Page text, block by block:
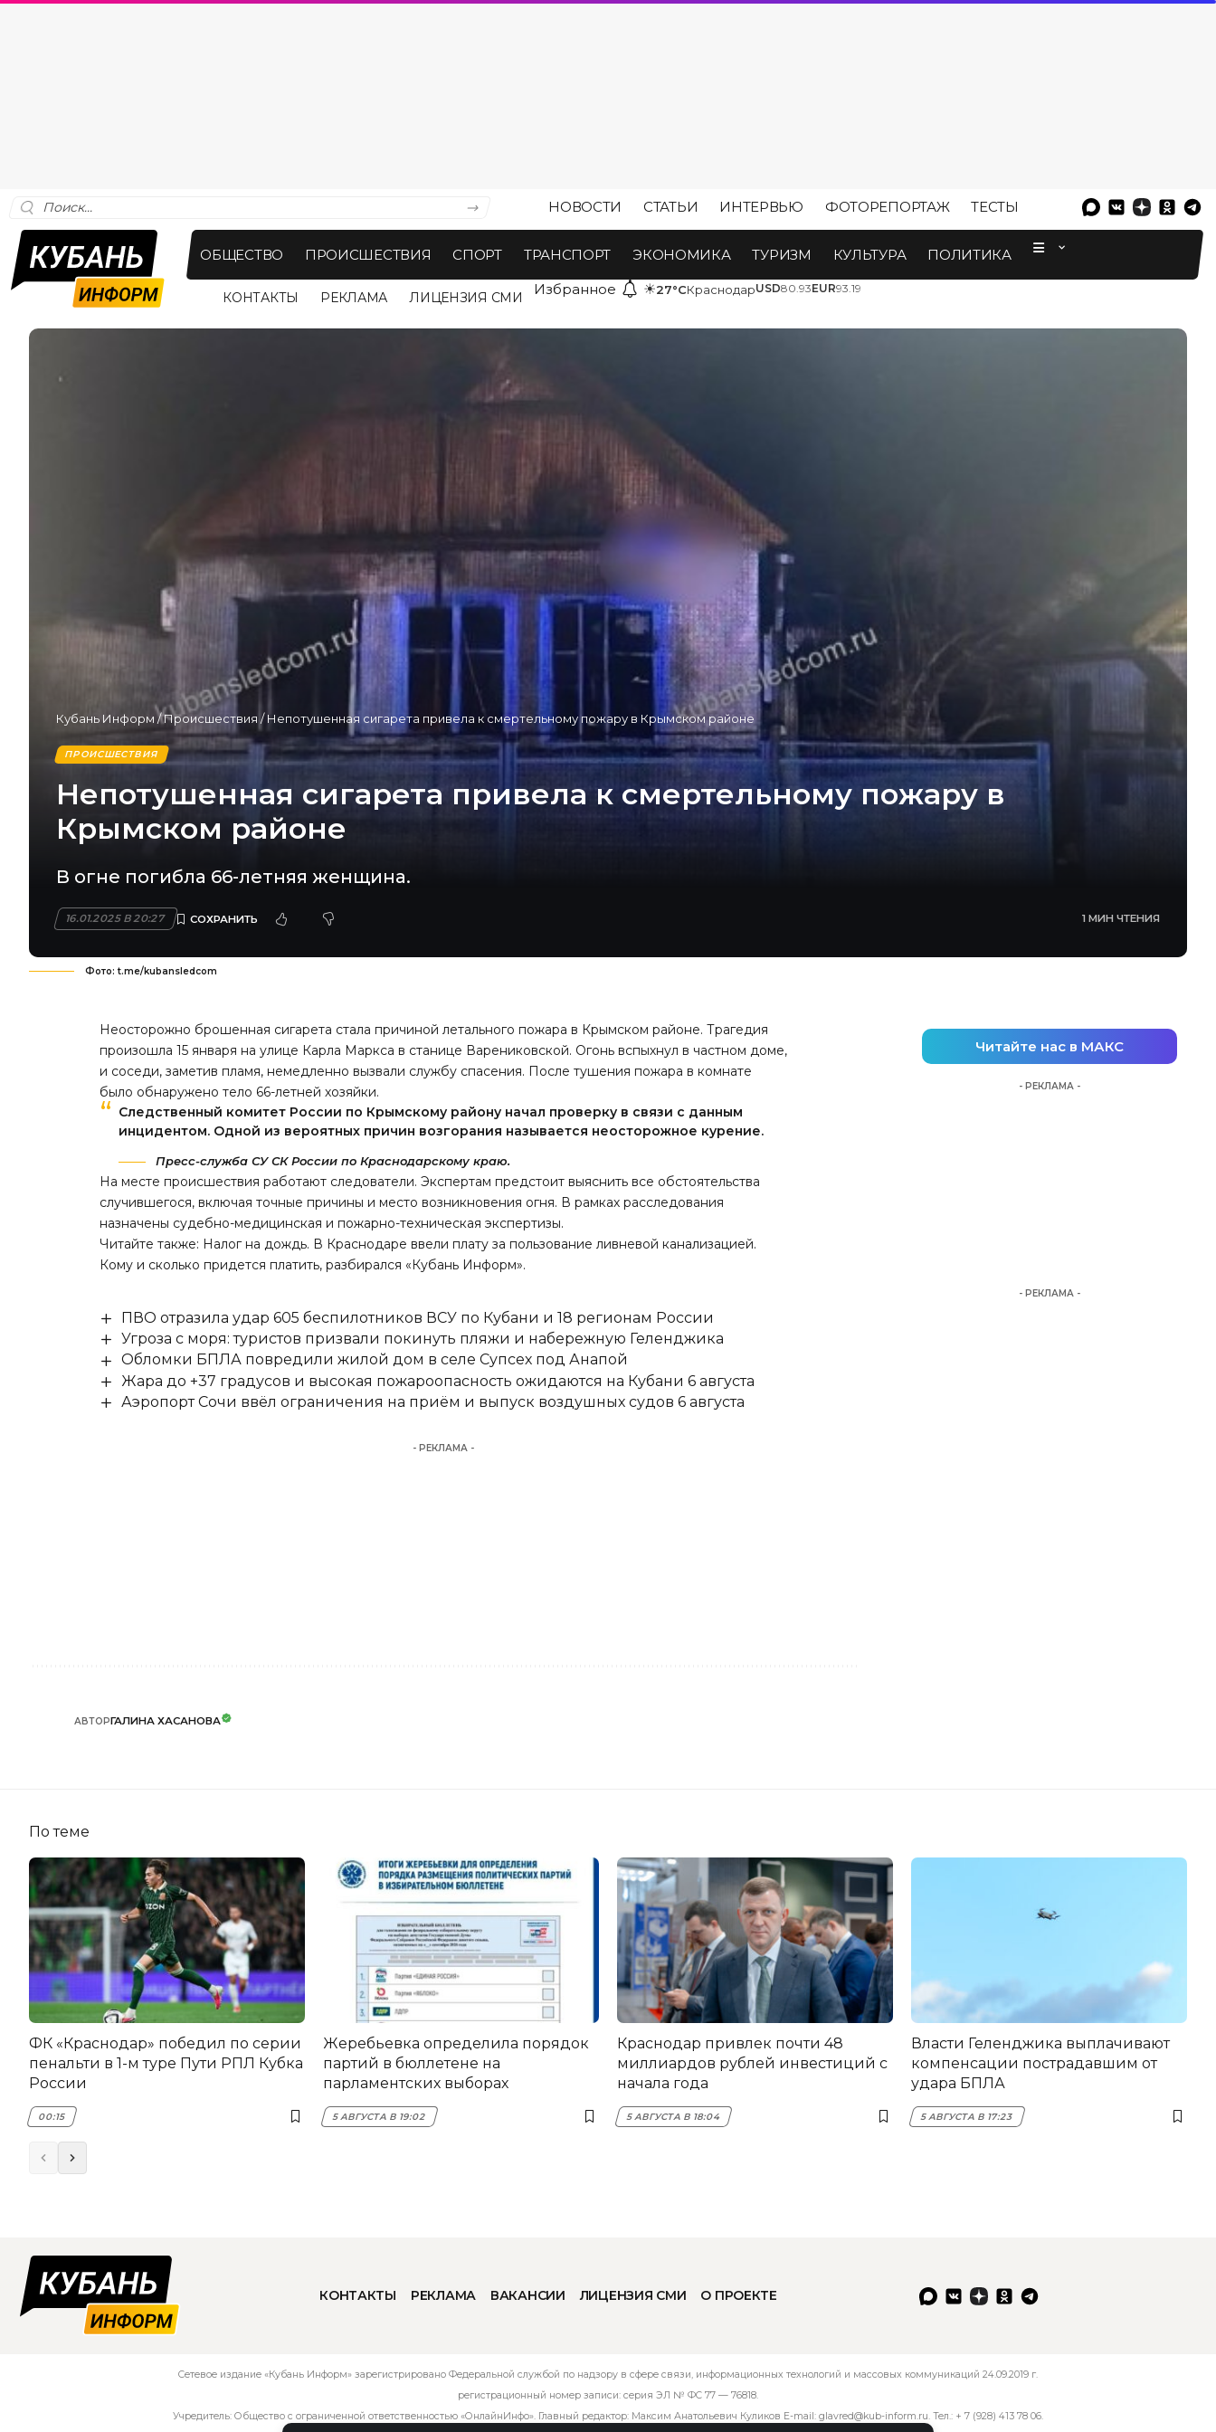
НОВОСТИ СТАТЬИ ИНТЕРВЬЮ ФОТОРЕПОРТАЖ ТЕСТЫ
ОБЩЕСТВО ПРОИСШЕСТВИЯ СПОРТ ТРАНСПОРТ ЭКОНОМИКА ТУРИЗМ КУЛЬТУРА ПОЛИТИКА
КОНТАКТЫ РЕКЛАМА ЛИЦЕНЗИЯ СМИ Избранное ☀27°CКраснодарUSD80.93EUR93.19
Кубань Информ/Происшествия /Непотушенная сигарета привела к смертельному пожару в Крымском районе
ПРОИСШЕСТВИЯ
Непотушенная сигарета привела к смертельному пожару в
Крымском районе
В огне погибла 66-летняя женщина.
16.01.2025 В 20:27 1 МИН ЧТЕНИЯ
Фото: t.me/kubansledcom
Неосторожно брошенная сигарета стала причиной летального пожара в Крымском районе. Трагедия
произошла 15 января на улице Карла Маркса в станице Варениковской. Огонь вспыхнул в частном доме,
и соседи, заметив пламя, немедленно вызвали службу спасения. После тушения пожара в комнате
было обнаружено тело 66-летней хозяйки.
Следственный комитет России по Крымскому району начал проверку в связи с данным
инцидентом. Одной из вероятных причин возгорания называется неосторожное курение.
Пресс-служба СУ СК России по Краснодарскому краю.
На месте происшествия работают следователи. Экспертам предстоит выяснить все обстоятельства
случившегося, включая точные причины и место возникновения огня. В рамках расследования
назначены судебно-медицинская и пожарно-техническая экспертизы.
Читайте также: Налог на дождь. В Краснодаре ввели плату за пользование ливневой канализацией.
Кому и сколько придется платить, разбирался «Кубань Информ».
ПВО отразила удар 605 беспилотников ВСУ по Кубани и 18 регионам России
Угроза с моря: туристов призвали покинуть пляжи и набережную Геленджика
Обломки БПЛА повредили жилой дом в селе Супсех под Анапой
Жара до +37 градусов и высокая пожароопасность ожидаются на Кубани 6 августа
Аэропорт Сочи ввёл ограничения на приём и выпуск воздушных судов 6 августа
- РЕКЛАМА -
АВТОРГАЛИНА ХАСАНОВА
Читайте нас в МАКС
- РЕКЛАМА -
- РЕКЛАМА -
По теме
ФК «Краснодар» победил по серии
пенальти в 1-м туре Пути РПЛ Кубка
России
00:15
Жеребьевка определила порядок
партий в бюллетене на
парламентских выборах
5 АВГУСТА В 19:02
Краснодар привлек почти 48
миллиардов рублей инвестиций с
начала года
5 АВГУСТА В 18:04
Власти Геленджика выплачивают
компенсации пострадавшим от
удара БПЛА
5 АВГУСТА В 17:23
КОНТАКТЫ РЕКЛАМА ВАКАНСИИ ЛИЦЕНЗИЯ СМИ О ПРОЕКТЕ
Сетевое издание «Кубань Информ» зарегистрировано Федеральной службой по надзору в сфере связи, информационных технологий и массовых коммуникаций 24.09.2019 г.
регистрационный номер записи: серия ЭЛ № ФС 77 — 76818.
Учредитель: Общество с ограниченной ответственностью «ОнлайнИнфо». Главный редактор: Максим Анатольевич Куликов E-mail: glavred@kub-inform.ru. Тел.: + 7 (928) 413 78 06.